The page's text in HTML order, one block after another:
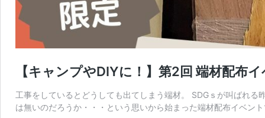
【キャンプやDIYに！】第2回 端材配布
工事をしているとどうしても出てしまう端材。 SDGｓが叫ばれ
は無いのだろうか・・・という思いから始まった端材配布イベン